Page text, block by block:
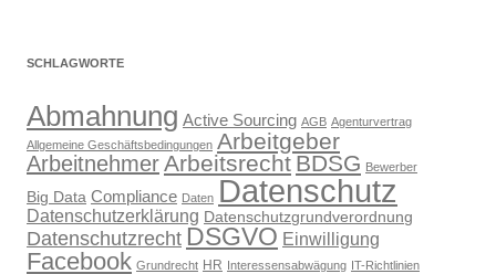
SCHLAGWORTE
Abmahnung Active Sourcing AGB Agenturvertrag
Allgemeine Geschäftsbedingungen Arbeitgeber
ArbeitnehmerArbeitsrecht BDSG Bewerber
Big Data Compliance Daten Datenschutz
Datenschutzerklärung Datenschutzgrundverordnung
Datenschutzrecht DSGVO Einwilligung
Facebook Grundrecht HR Interessensabwägung IT-Richtlinien